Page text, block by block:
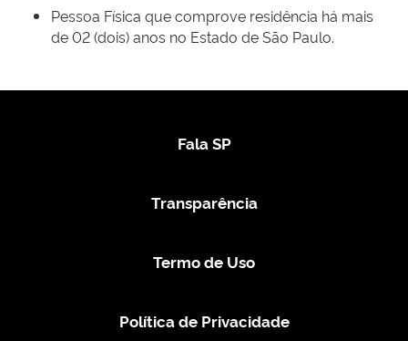
Pessoa Física que comprove residência há mais
de 02 (dois) anos no Estado de São Paulo.
Fala SP
Transparência
Termo de Uso
Política de Privacidade